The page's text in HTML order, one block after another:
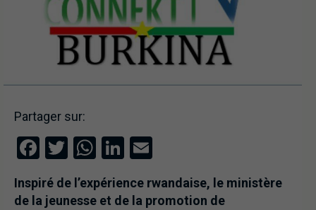
Partager sur:
Facebook
Twitter
WhatsApp
LinkedIn
Inspiré de l’expérience rwandaise, le ministère
de la jeunesse et de la promotion de